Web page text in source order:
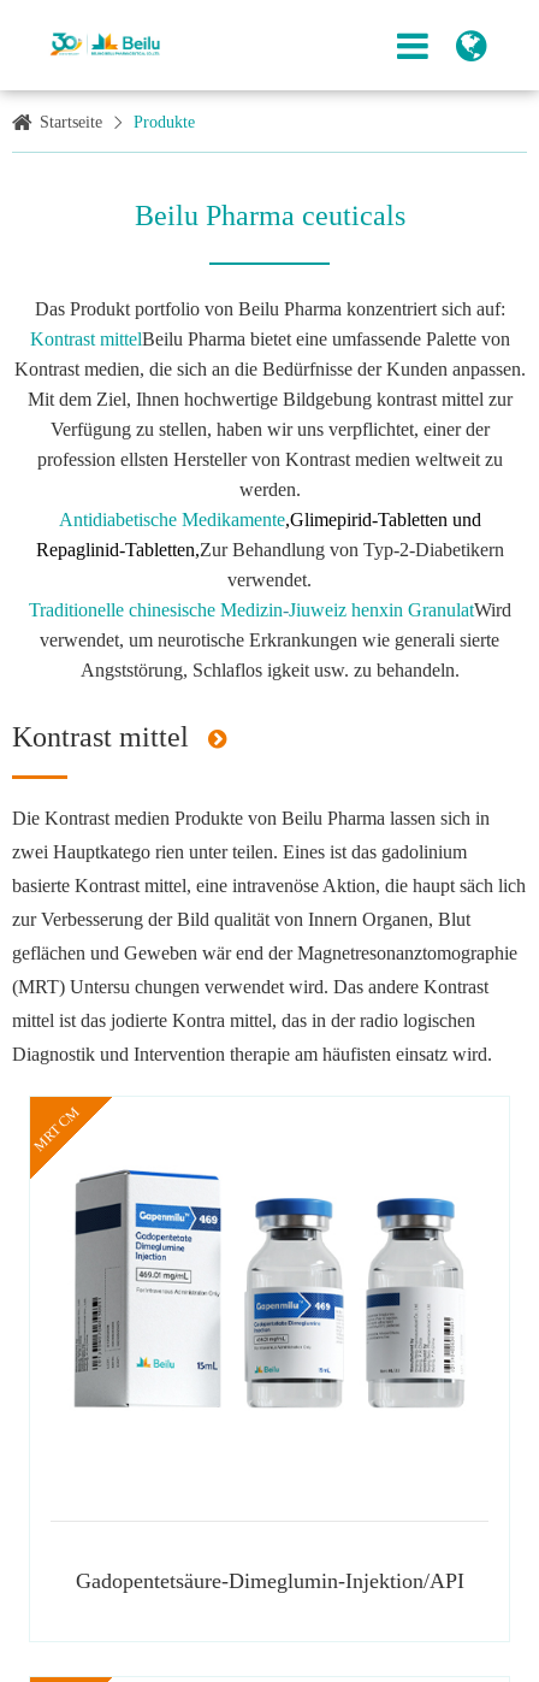
Startseite Produkte
Beilu Pharma ceuticals
Das Produkt portfolio von Beilu Pharma konzentriert sich auf:
Kontrast mittelBeilu Pharma bietet eine umfassende Palette von
Kontrast medien, die sich an die Bedürfnisse der Kunden anpassen.
Mit dem Ziel, Ihnen hochwertige Bildgebung kontrast mittel zur
Verfügung zu stellen, haben wir uns verpflichtet, einer der
profession ellsten Hersteller von Kontrast medien weltweit zu
werden.
Antidiabetische Medikamente,Glimepirid-Tabletten und
Repaglinid-Tabletten,Zur Behandlung von Typ-2-Diabetikern
verwendet.
Traditionelle chinesische Medizin-Jiuweiz henxin GranulatWird
verwendet, um neurotische Erkrankungen wie generali sierte
Angststörung, Schlaflos igkeit usw. zu behandeln.
Kontrast mittel
Die Kontrast medien Produkte von Beilu Pharma lassen sich in
zwei Hauptkatego rien unter teilen. Eines ist das gadolinium
basierte Kontrast mittel, eine intravenöse Aktion, die haupt säch lich
zur Verbesserung der Bild qualität von Innern Organen, Blut
geflächen und Geweben wär end der Magnetresonanztomographie
(MRT) Untersu chungen verwendet wird. Das andere Kontrast
mittel ist das jodierte Kontra mittel, das in der radio logischen
Diagnostik und Intervention therapie am häufisten einsatz wird.
MRT CM
Gadopentetsäure-Dimeglumin-Injektion/API